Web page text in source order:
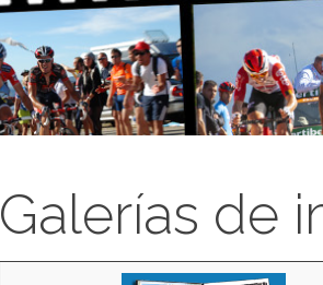
Galerías de